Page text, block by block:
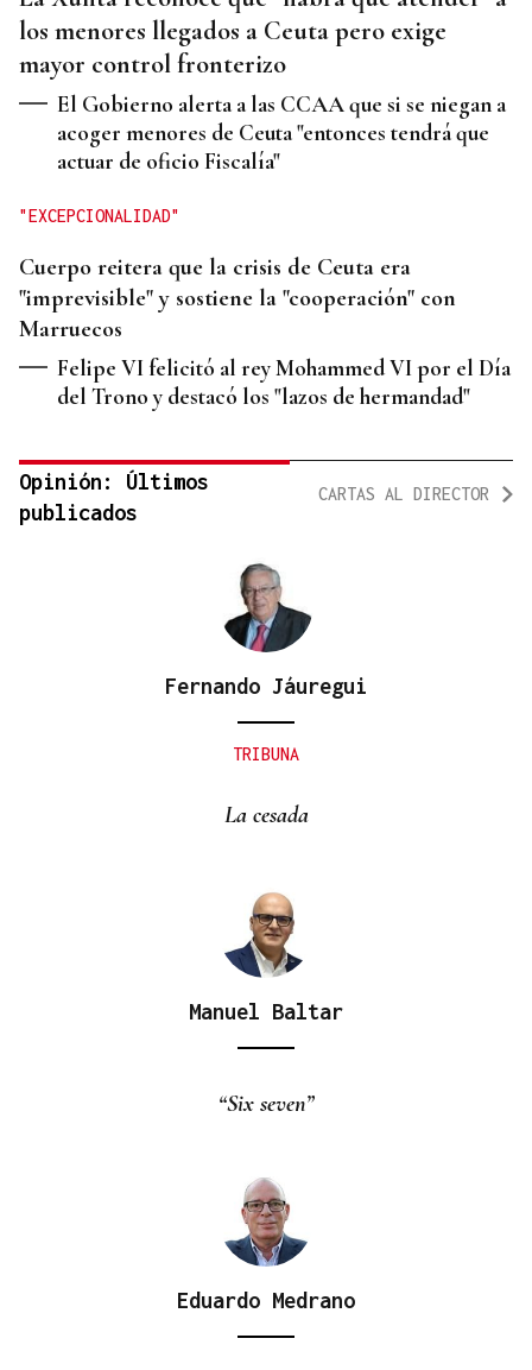
los menores llegados a Ceuta pero exige
mayor control fronterizo
El Gobierno alerta a las CCAA que si se niegan a
acoger menores de Ceuta "entonces tendrá que
actuar de oficio Fiscalía"
"EXCEPCIONALIDAD"
Cuerpo reitera que la crisis de Ceuta era
"imprevisible" y sostiene la "cooperación" con
Marruecos
Felipe VI felicitó al rey Mohammed VI por el Día
del Trono y destacó los "lazos de hermandad"
Opinión: Últimos
publicados
CARTAS AL DIRECTOR
Fernando Jáuregui
TRIBUNA
La cesada
Manuel Baltar
“Six seven”
Eduardo Medrano